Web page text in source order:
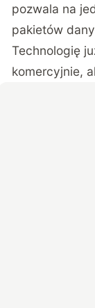
pozwala na
pakietów
Technologię
komercyjnie,